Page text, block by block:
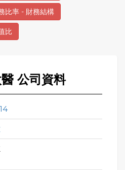
比率 - 財務結構
比
公司資料